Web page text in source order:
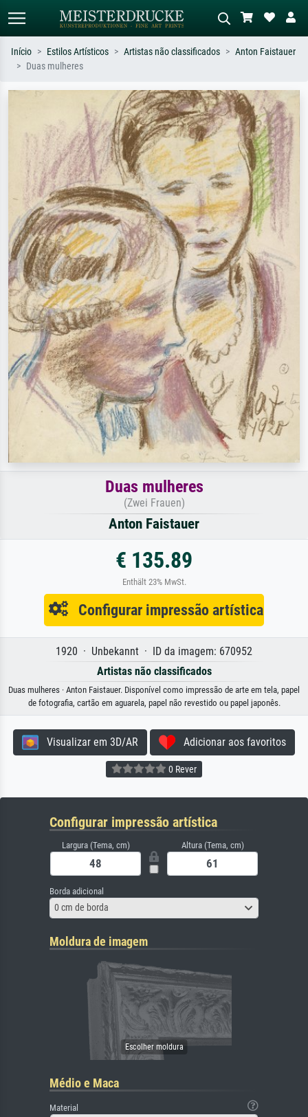
Pesquise por artista, título ou estilo –
ex: Monet, Noite Estrelada,
impressionismo, onda de Hokusai, nu.
Descreva a cena – ex: prado verde,
abstrato com muito vermelho, pintura
a óleo escura, nu em pé ao lado de
uma árvore.
Início Estilos Artísticos Artistas não classificados
Anton Faistauer
Duas mulheres
Duas mulheres
(Zwei Frauen)
Anton Faistauer
€ 135.89
Enthält 23% MwSt.
Configurar impressão artística
1920 · Unbekannt · ID da imagem: 670952
Artistas não classificados
Duas mulheres · Anton Faistauer. Disponível como impressão de arte em tela, papel
de fotografia, cartão em aguarela, papel não revestido ou papel japonês.
Visualizar em 3D/AR Adicionar aos favoritos
0 Rever
Configurar impressão artística
Largura (Tema, cm) Altura (Tema, cm)
Borda adicional
0 cm de borda
Moldura de imagem
Médio e Maca
Material